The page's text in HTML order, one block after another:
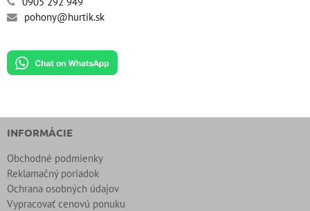
pohony@hurtik.sk
INFORMÁCIE
Obchodné podmienky
Reklamačný poriadok
Ochrana osobných údajov
Vypracovať cenovú ponuku